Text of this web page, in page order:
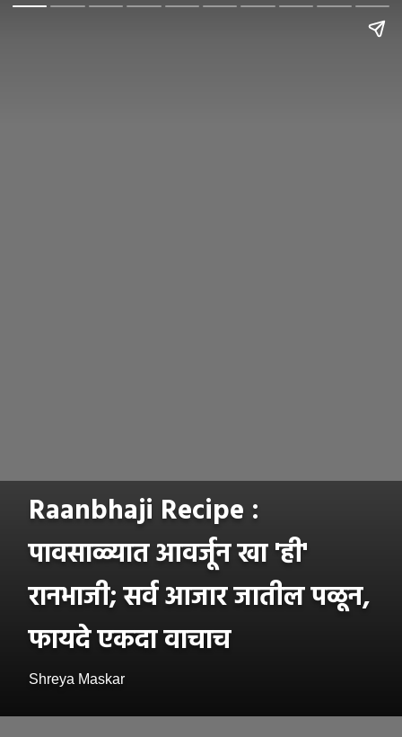
Raanbhaji Recipe :
पावसाळ्यात आवर्जून खा 'ही'
रानभाजी; सर्व आजार जातील पळून,
फायदे एकदा वाचाच
Shreya Maskar